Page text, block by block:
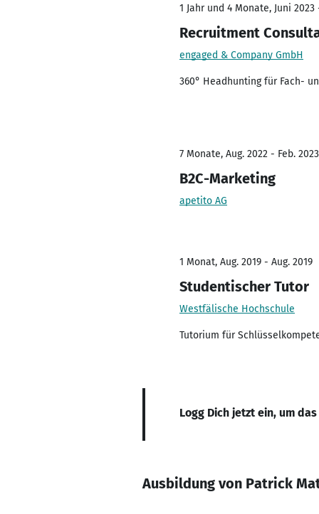
1 Jahr und 4 Monate, Juni 2023
Recruitment
engaged & Company GmbH
360° Headhunting für Fach-
7 Monate, Aug. 2022 - Feb. 2023
B2C-Marketing
apetito AG
1 Monat, Aug. 2019 - Aug. 2019
Studentischer Tutor
Westfälische Hochschule
Tutorium für
Logg Dich jetzt ein, um
Ausbildung von Patrick